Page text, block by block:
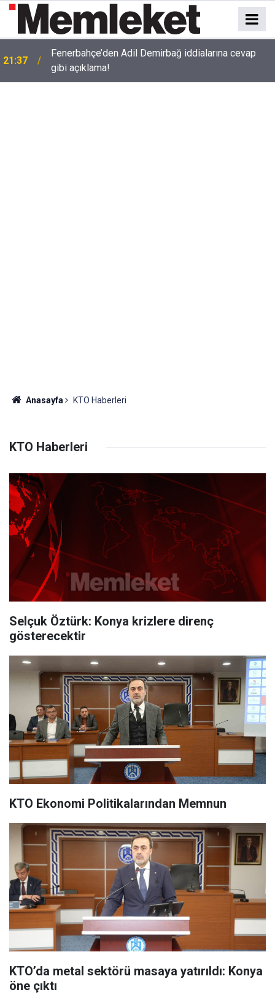
21:37
Fenerbahçe’den Adil Demirbağ iddialarına cevap
gibi açıklama!
Anasayfa KTO Haberleri
KTO Haberleri
Selçuk Öztürk: Konya krizlere direnç
gösterecektir
KTO Ekonomi Politikalarından Memnun
KTO’da metal sektörü masaya yatırıldı: Konya
öne çıktı